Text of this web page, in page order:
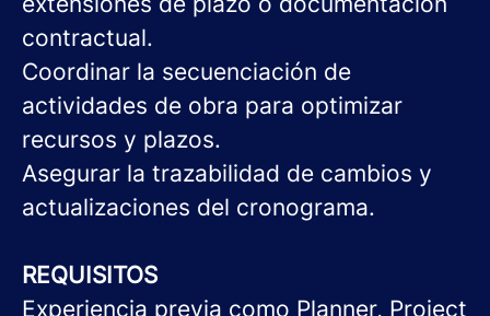
contractual.
Coordinar la secuenciación de
actividades de obra para optimizar
recursos y plazos.
Asegurar la trazabilidad de cambios y
actualizaciones del cronograma.
REQUISITOS
Experiencia previa como Planner, Project